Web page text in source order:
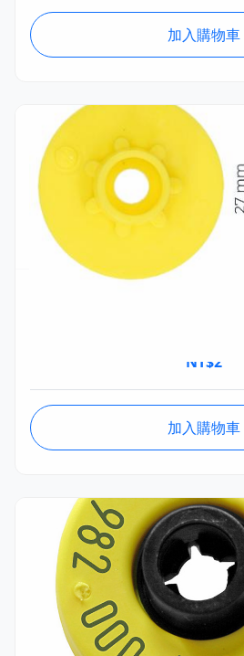
加入購物車
NT$2
加入購物車